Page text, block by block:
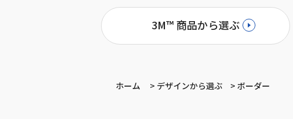
3M™ 商品から選ぶ
ホーム > デザインから選ぶ > ボーダー